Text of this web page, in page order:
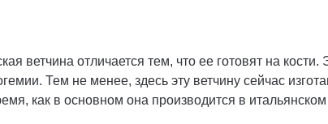
ветчина отличается тем, что ее готовят на кости.
Тем не менее, здесь эту ветчину сейчас
как в основном она производится в